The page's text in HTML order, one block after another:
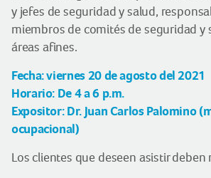
y jefes de seguridad y salud,
miembros de comités de seguridad y
áreas afines.
Fecha: viernes 20 de agosto del 2021
Horario: De 4 a 6 p.m.
Expositor: Dr. Juan Carlos Palomino
ocupacional)
Los clientes que deseen asistir deben